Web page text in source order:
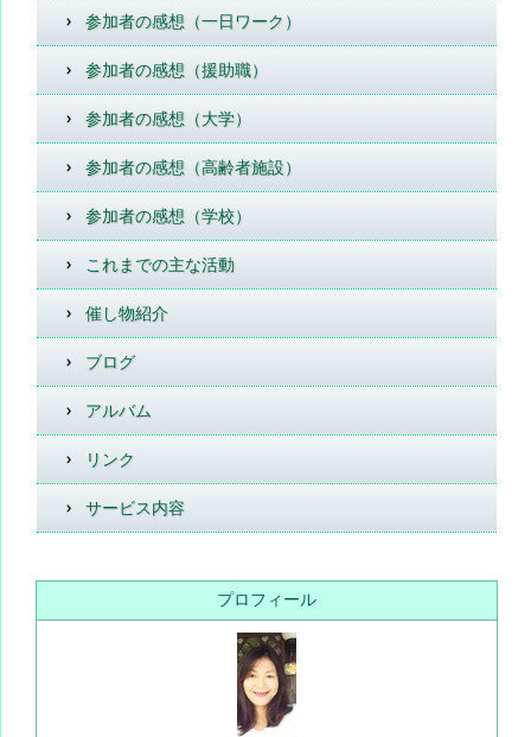
参加者の感想（一日ワーク）
参加者の感想（援助職）
参加者の感想（大学）
参加者の感想（高齢者施設）
参加者の感想（学校）
これまでの主な活動
催し物紹介
ブログ
アルバム
リンク
サービス内容
プロフィール